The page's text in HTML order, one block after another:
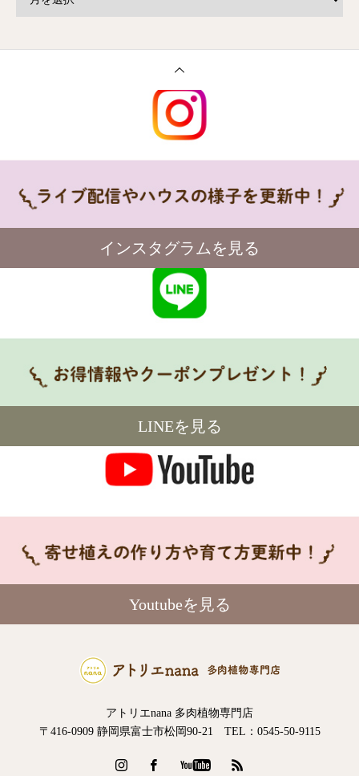
インスタグラムを見る
LINEを見る
Youtubeを見る
アトリエnana 多肉植物専門店
〒416-0909 静岡県富士市松岡90-21 TEL：0545-50-9115